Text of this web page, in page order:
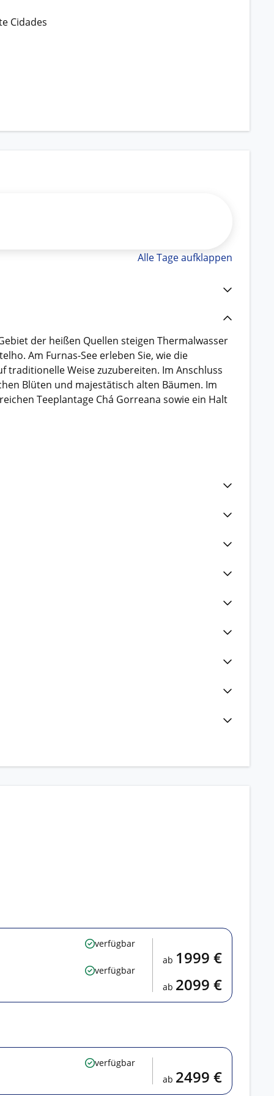
Cidades
Alle Tage aufklappen
der heißen Quellen steigen Thermalwasser
Am Furnas-See erleben Sie, wie die
Weise zuzubereiten. Im Anschluss
Blüten und majestätisch alten Bäumen. Im
Teeplantage Chá Gorreana sowie ein Halt
verfügbar
ab 1999 €
verfügbar
ab 2099 €
verfügbar
ab 2499 €